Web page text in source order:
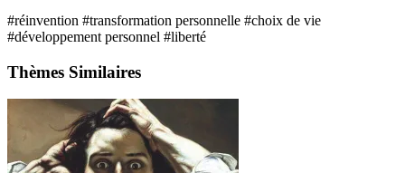
#réinvention #transformation personnelle #choix de vie
#développement personnel #liberté
Thèmes Similaires